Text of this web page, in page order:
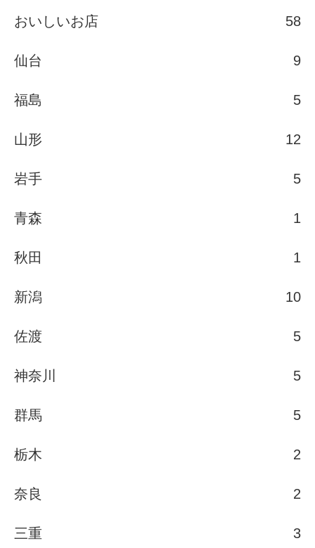
おいしいお店 58
仙台 9
福島 5
山形 12
岩手 5
青森 1
秋田 1
新潟 10
佐渡 5
神奈川 5
群馬 5
栃木 2
奈良 2
三重 3